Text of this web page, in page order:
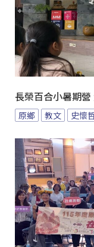
長榮百合小暑期
原鄉 教文 史懷